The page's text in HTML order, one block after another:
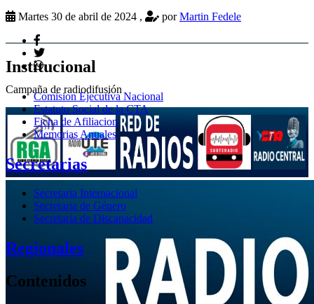
Martes 30 de abril de 2024 , porMartin Fedele
Campaña de radiodifusión
Institucional
Comision Ejecutiva Nacional
Estatuto Social de la CTA
Ficha de Afiliacion
Memorias Anuales
Secretarias
Secretaria Internacional
Secretaria de Género
Secretaria de Discapacidad
Regionales
Contenidos